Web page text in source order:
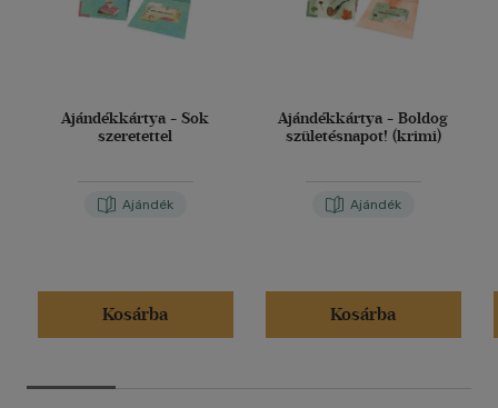
Ajándékkártya - Sok
szeretettel
Ajándék
Kosárba
Ajándékkártya - Boldog
születésnapot! (krimi)
Ajándék
Kosárba